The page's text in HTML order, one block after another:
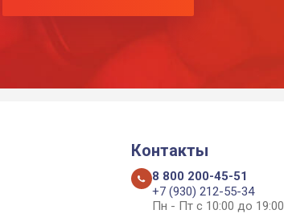
Контакты
8 800 200-45-51
+7 (930) 212-55-34
Пн - Пт с 10:00 до 19:00